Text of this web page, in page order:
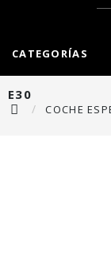
CATEGORÍAS
E30
COCHE